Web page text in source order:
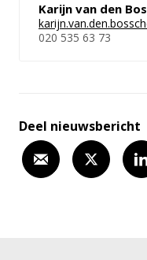
Karijn van den
020 535 63 73
Deel nieuwsbericht